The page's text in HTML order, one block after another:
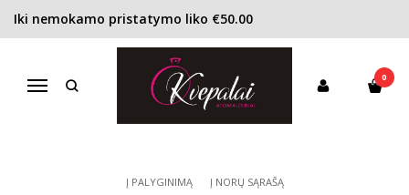
Iki nemokamo pristatymo liko €50.00
Navigacija
0
Pagrindinis KONCENTRACIJA
Kvapusis vanduo (EDP)
Thierry Mugler Aura EDP moterims
THIERRY MUGLER AURA EDP
Į PALYGINIMĄ Į NORŲ SĄRAŠĄ